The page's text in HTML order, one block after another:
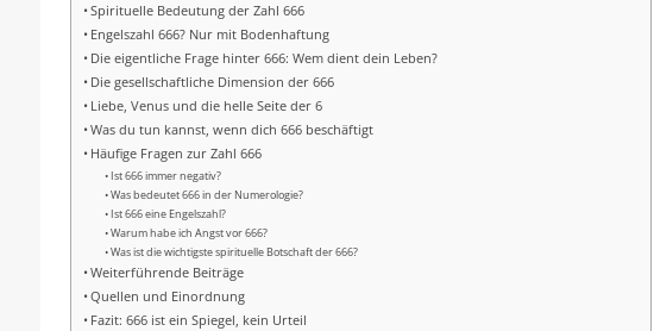
Spirituelle Bedeutung der Zahl 666
Engelszahl 666? Nur mit Bodenhaftung
Die eigentliche Frage hinter 666: Wem dient dein Leben?
Die gesellschaftliche Dimension der 666
Liebe, Venus und die helle Seite der 6
Was du tun kannst, wenn dich 666 beschäftigt
Häufige Fragen zur Zahl 666
Ist 666 immer negativ?
Was bedeutet 666 in der Numerologie?
Ist 666 eine Engelszahl?
Warum habe ich Angst vor 666?
Was ist die wichtigste spirituelle Botschaft der 666?
Weiterführende Beiträge
Quellen und Einordnung
Fazit: 666 ist ein Spiegel, kein Urteil